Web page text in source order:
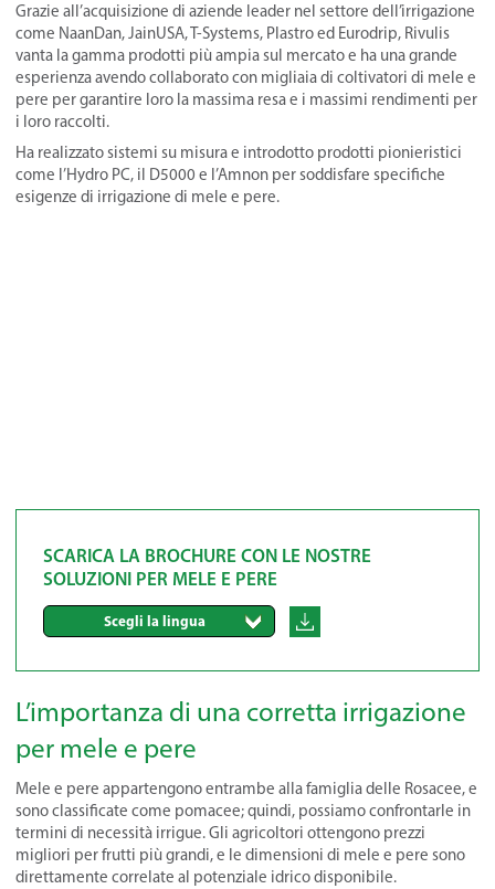
Grazie all’acquisizione di aziende leader nel settore dell’irrigazione
come NaanDan, JainUSA, T-Systems, Plastro ed Eurodrip, Rivulis
vanta la gamma prodotti più ampia sul mercato e ha una grande
esperienza avendo collaborato con migliaia di coltivatori di mele e
pere per garantire loro la massima resa e i massimi rendimenti per
i loro raccolti.
Ha realizzato sistemi su misura e introdotto prodotti pionieristici
come l’Hydro PC, il D5000 e l’Amnon per soddisfare specifiche
esigenze di irrigazione di mele e pere.
SCARICA LA BROCHURE CON LE NOSTRE
SOLUZIONI PER MELE E PERE
Scegli la lingua
L’importanza di una corretta irrigazione
per mele e pere
Mele e pere appartengono entrambe alla famiglia delle Rosacee, e
sono classificate come pomacee; quindi, possiamo confrontarle in
termini di necessità irrigue. Gli agricoltori ottengono prezzi
migliori per frutti più grandi, e le dimensioni di mele e pere sono
direttamente correlate al potenziale idrico disponibile.